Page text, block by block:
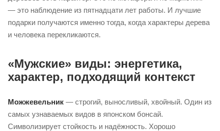
— это наблюдение из пятнадцати лет работы. И лучшие
подарки получаются именно тогда, когда характеры дерева
и человека перекликаются.
«Мужские» виды: энергетика,
характер, подходящий контекст
Можжевельник — строгий, выносливый, хвойный. Один из
самых узнаваемых видов в японском бонсай.
Символизирует стойкость и надёжность. Хорошо